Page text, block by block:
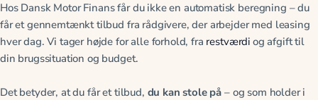
Hos Dansk Motor Finans får du ikke en automatisk beregning – du
får et gennemtænkt tilbud fra rådgivere, der arbejder med leasing
hver dag. Vi tager højde for alle forhold, fra restværdi og afgift til
din brugssituation og budget.
Det betyder, at du får et tilbud, du kan stole på – og som holder i